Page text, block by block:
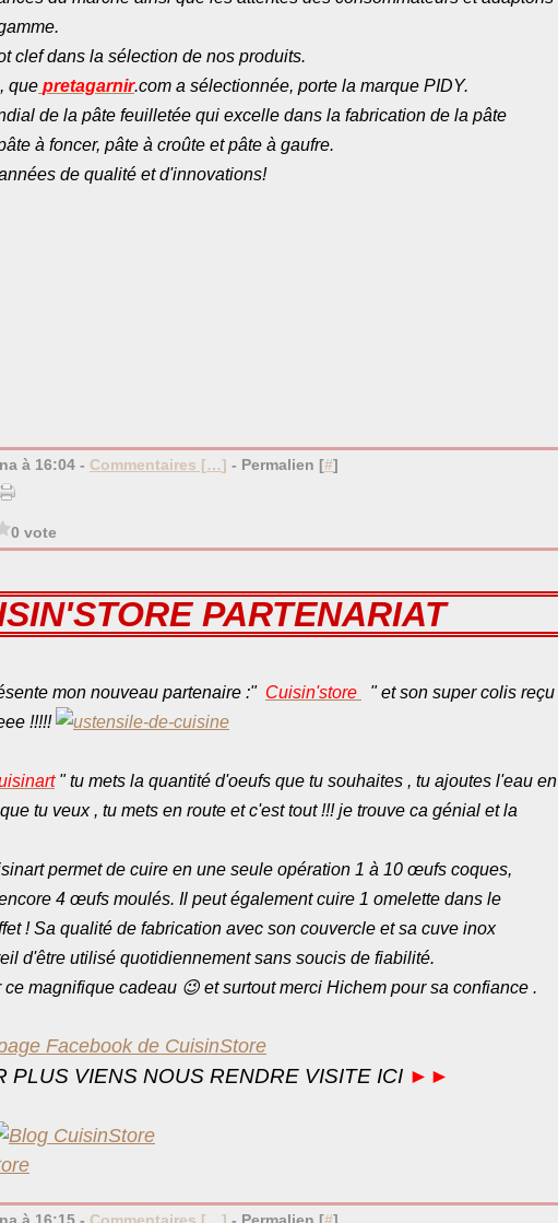
clef dans la sélection de nos produits.
que pretagarnir.com a sélectionnée, porte la marque PIDY.
de la pâte feuilletée qui excelle dans la fabrication de la pâte
à foncer, pâte à croûte et pâte à gaufre.
de qualité et d'innovations!
à 16:04 - Commentaires […] - Permalien [#]
0 vote
PARTENARIAT
mon nouveau partenaire :" Cuisin'store
" et son super colis reçu
!!!!!
" tu mets la quantité d'oeufs que tu souhaites , tu ajoutes l'eau en
tu veux , tu mets en route et c'est tout !!! je trouve ca génial et la
permet de cuire en une seule opération 1 à 10 œufs coques,
4 œufs moulés. Il peut également cuire 1 omelette dans le
! Sa qualité de fabrication avec son couvercle et sa cuve inox
d'être utilisé quotidiennement sans soucis de fiabilité.
magnifique cadeau 😉 et surtout merci Hichem pour sa confiance .
PLUS VIENS NOUS RENDRE VISITE ICI ►►